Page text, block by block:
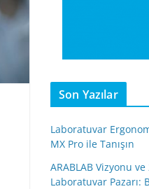
Son Yazılar
Laboratuvar
MX Pro ile Tanışın
ARABLAB Vizyonu
Laboratuvar Pazarı: